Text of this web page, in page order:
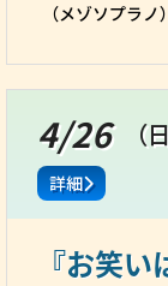
（メゾソプラノ）
4/26 （
詳細
『お笑